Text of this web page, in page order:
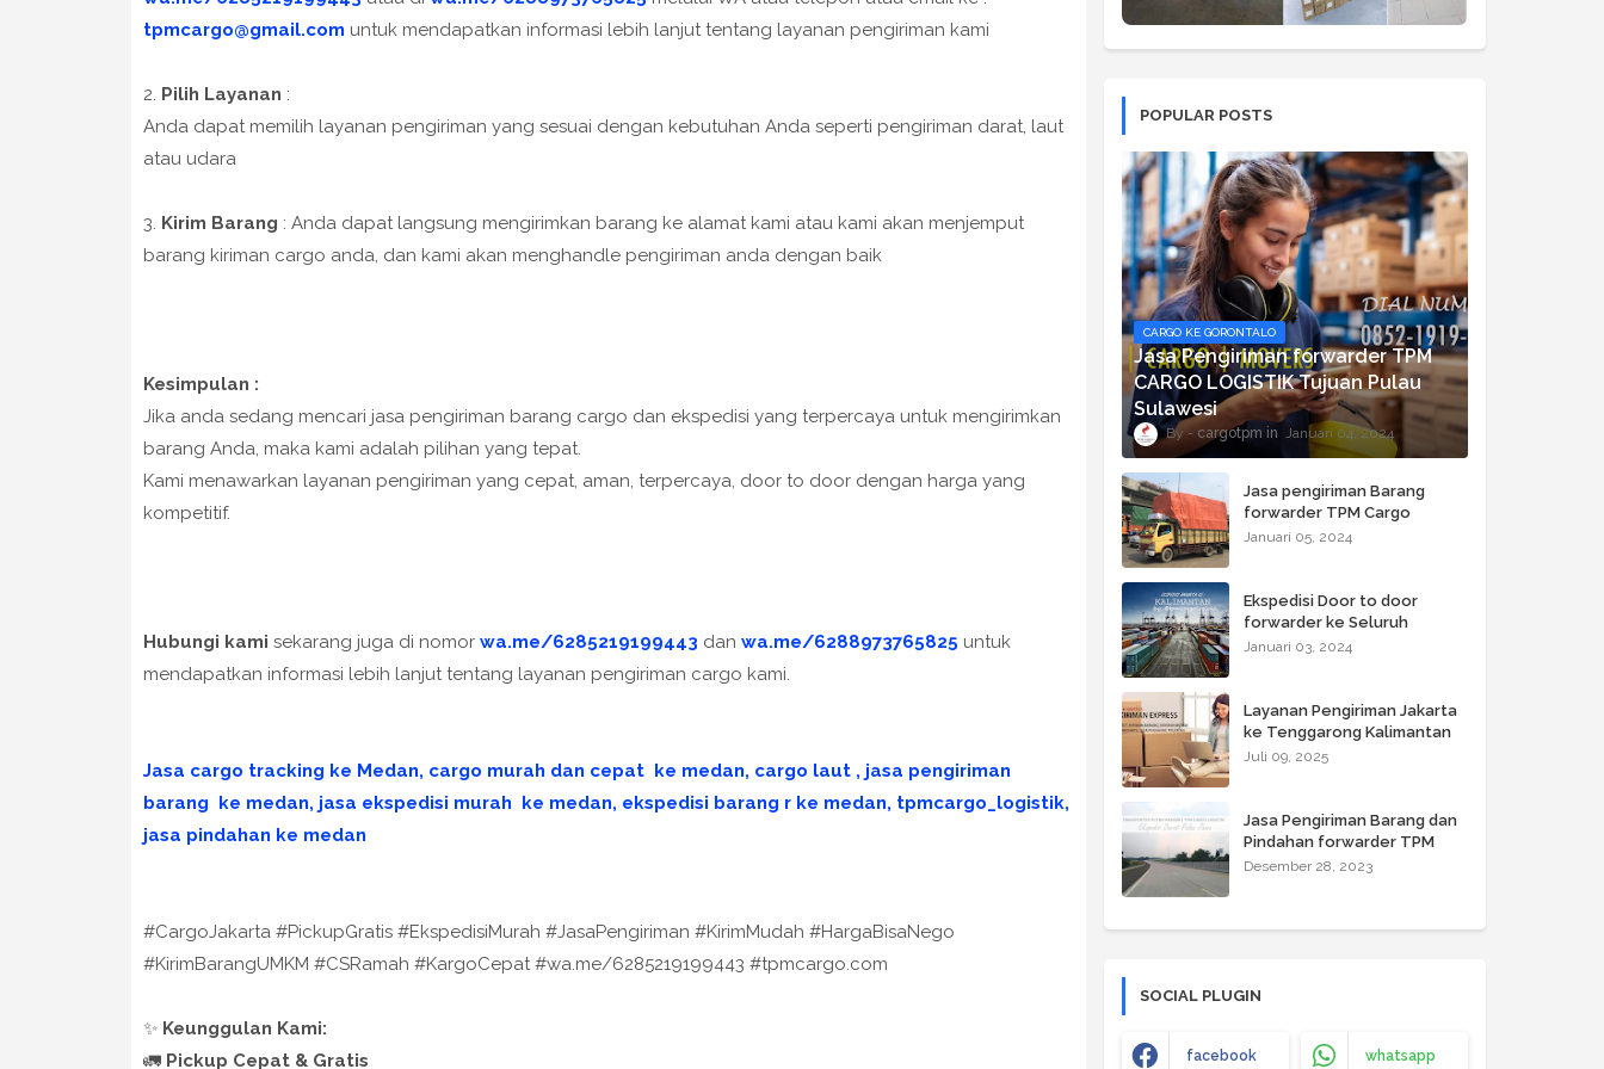
tpmcargo@gmail.com untuk mendapatkan informasi lebih lanjut tentang layanan pengiriman kami
2. Pilih Layanan :
Anda dapat memilih layanan pengiriman yang sesuai dengan kebutuhan Anda seperti pengiriman darat, laut
atau udara
3. Kirim Barang : Anda dapat langsung mengirimkan barang ke alamat kami atau kami akan menjemput
barang kiriman cargo anda, dan kami akan menghandle pengiriman anda dengan baik
Kesimpulan :
Jika anda sedang mencari jasa pengiriman barang cargo dan ekspedisi yang terpercaya untuk mengirimkan
barang Anda, maka kami adalah pilihan yang tepat.
Kami menawarkan layanan pengiriman yang cepat, aman, terpercaya, door to door dengan harga yang
kompetitif.
Hubungi kami sekarang juga di nomor wa.me/6285219199443 dan wa.me/6288973765825 untuk
mendapatkan informasi lebih lanjut tentang layanan pengiriman cargo kami.
Jasa cargo tracking ke Medan, cargo murah dan cepat ke medan, cargo laut , jasa pengiriman
barang ke medan, jasa ekspedisi murah ke medan, ekspedisi barang r ke medan, tpmcargo_logistik,
jasa pindahan ke medan
#CargoJakarta #PickupGratis #EkspedisiMurah #JasaPengiriman #KirimMudah #HargaBisaNego
#KirimBarangUMKM #CSRamah #KargoCepat #wa.me/6285219199443 #tpmcargo.com
✨ Keunggulan Kami:
🚛 Pickup Cepat & Gratis
POPULAR POSTS
CARGO KE GORONTALO
Jasa Pengiriman forwarder TPM
CARGO LOGISTIK Tujuan Pulau
Sulawesi
cargotpm Januari 04, 2024
Jasa pengiriman Barang
forwarder TPM Cargo
Logistik ke Bali, NTB dan
Januari 05, 2024
Ekspedisi Door to door
forwarder ke Seluruh
Wilayah Kalimantan oleh
Januari 03, 2024
Layanan Pengiriman Jakarta
ke Tenggarong Kalimantan
Juli 09, 2025
Jasa Pengiriman Barang dan
Pindahan forwarder TPM
CARGO LOGISTIK ke Kota-
Desember 28, 2023
SOCIAL PLUGIN
facebook whatsapp